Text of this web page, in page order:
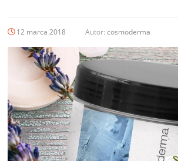
12 marca 2018 Autor:cosmoderma